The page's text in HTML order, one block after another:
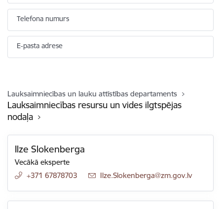
Telefona numurs
E-pasta adrese
Lauksaimniecības un lauku attīstības departaments
Lauksaimniecības resursu un vides ilgtspējas
nodaļa
Ilze Slokenberga
Vecākā eksperte
+371 67878703
E-pasts:
Ilze.Slokenberga@zm.gov.lv